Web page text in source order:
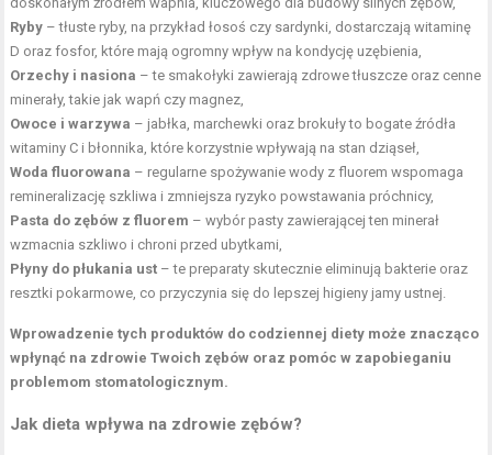
Ryby – tłuste ryby, na przykład łosoś czy sardynki, dostarczają witaminę
D oraz fosfor, które mają ogromny wpływ na kondycję uzębienia,
Orzechy i nasiona – te smakołyki zawierają zdrowe tłuszcze oraz cenne
minerały, takie jak wapń czy magnez,
Owoce i warzywa – jabłka, marchewki oraz brokuły to bogate źródła
witaminy C i błonnika, które korzystnie wpływają na stan dziąseł,
Woda fluorowana – regularne spożywanie wody z fluorem wspomaga
remineralizację szkliwa i zmniejsza ryzyko powstawania próchnicy,
Pasta do zębów z fluorem – wybór pasty zawierającej ten minerał
wzmacnia szkliwo i chroni przed ubytkami,
Płyny do płukania ust – te preparaty skutecznie eliminują bakterie oraz
resztki pokarmowe, co przyczynia się do lepszej higieny jamy ustnej.
Wprowadzenie tych produktów do codziennej diety może znacząco
wpłynąć na zdrowie Twoich zębów oraz pomóc w zapobieganiu
problemom stomatologicznym.
Jak dieta wpływa na zdrowie zębów?